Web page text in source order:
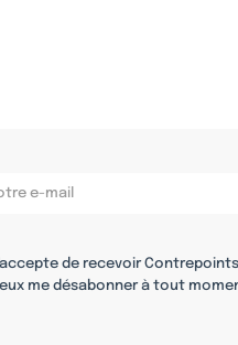
de recevoir
me désabonner à tout